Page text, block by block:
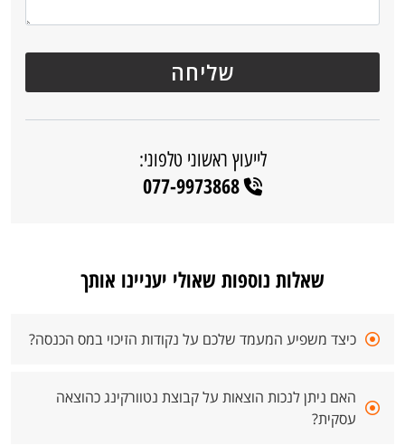
לייעוץ ראשוני טלפוני:
077-9973868
שאלות נוספות שאולי יעניינו אותך
כיצד משפיע המעמד שלכם על נקודות הזיכוי במס הכנסה?
האם ניתן לנכות הוצאות על קבוצת נטוורקינג כהוצאה
עסקית?